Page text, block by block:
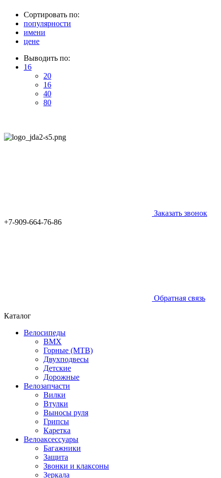
Сортировать по:
популярности
имени
цене
Выводить по:
16
20
16
40
80
Заказать звонок
+7-909-664-76-86
Обратная связь
Каталог
Велосипеды
BMX
Горные (MTB)
Двухподвесы
Детские
Дорожные
Велозапчасти
Вилки
Втулки
Выносы руля
Грипсы
Каретка
Велоаксессуары
Багажники
Защита
Звонки и клаксоны
Зеркала